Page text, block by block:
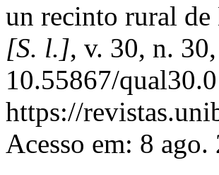
un recinto rural
[S. l.], v. 30, n.
10.55867/
https://
Acesso em: 8 ago.